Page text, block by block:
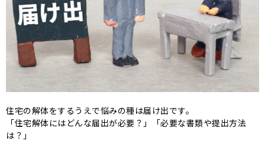
住宅の解体をするうえで悩みの種は届け出です。
「住宅解体にはどんな届出が必要？」
「必要な書類や提出方法
は？」